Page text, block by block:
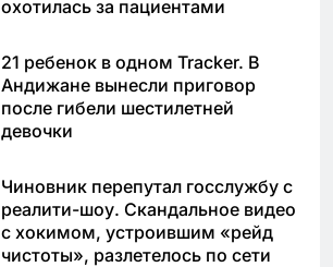
охотилась за пациентами
21 ребенок в одном Tracker. В
Андижане вынесли приговор
после гибели шестилетней
девочки
Чиновник перепутал госслужбу с
реалити-шоу. Скандальное видео
с хокимом, устроившим «рейд
чистоты», разлетелось по сети